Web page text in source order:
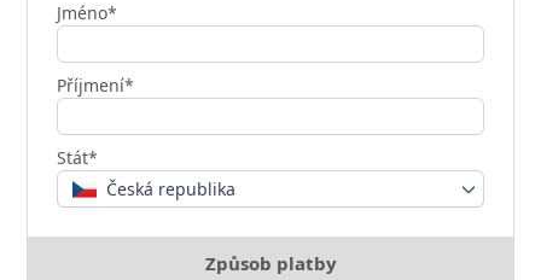
Jméno*
Příjmení*
Stát*
Česká republika
Způsob platby